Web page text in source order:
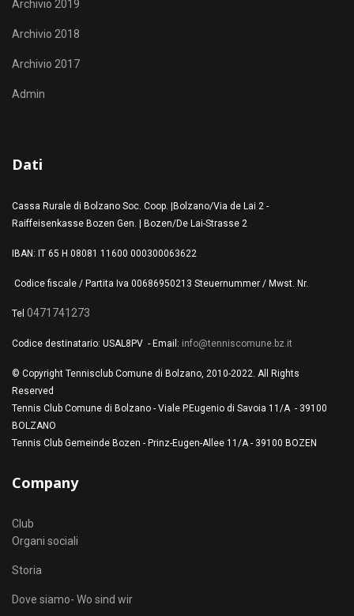
Archivio 2019
Archivio 2018
Archivio 2017
Admin
Dati
Cassa Rurale di Bolzano Soc. Coop. |Bolzano/Via de Lai 2 -
Raiffeisenkasse Bozen Gen. | Bozen/De Lai-Strasse 2
IBAN: IT 65 H 08081 11600 000300063622
Codice fiscale / Partita Iva 00686950213 Steuernummer / Mwst. Nr.
Tel 0471741273
Codice destinatario: USAL8PV - Email: info@tenniscomune.bz.it
© Copyright Tennisclub Comune di Bolzano, 2010-2022. All Rights
Reserved
Tennis Club Comune di Bolzano - Viale P.Eugenio di Savoia 11/A - 39100
BOLZANO
Tennis Club Gemeinde Bozen - Prinz-Eugen-Allee 11/A - 39100 BOZEN
Company
Club
Organi sociali
Storia
Dove siamo- Wo sind wir